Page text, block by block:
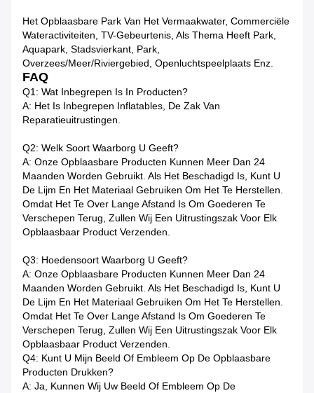
Het Opblaasbare Park Van Het Vermaakwater, Commerciële
Wateractiviteiten, TV-Gebeurtenis, Als Thema Heeft Park,
Aquapark, Stadsvierkant, Park,
Overzees/meer/riviergebied, Openluchtspeelplaats Enz.
FAQ
Q1: Wat Inbegrepen Is In Producten?
A: Het Is Inbegrepen Inflatables, De Zak Van
Reparatieuitrustingen.
Q2: Welk Soort Waarborg U Geeft?
A: Onze Opblaasbare Producten Kunnen Meer Dan 24
Maanden Worden Gebruikt. Als Het Beschadigd Is, Kunt U
De Lijm En Het Materiaal Gebruiken Om Het Te Herstellen.
Omdat Het Te Over Lange Afstand Is Om Goederen Te
Verschepen Terug, Zullen Wij Een Uitrustingszak Voor Elk
Opblaasbaar Product Verzenden.
Q3: Hoedensoort Waarborg U Geeft?
A: Onze Opblaasbare Producten Kunnen Meer Dan 24
Maanden Worden Gebruikt. Als Het Beschadigd Is, Kunt U
De Lijm En Het Materiaal Gebruiken Om Het Te Herstellen.
Omdat Het Te Over Lange Afstand Is Om Goederen Te
Verschepen Terug, Zullen Wij Een Uitrustingszak Voor Elk
Opblaasbaar Product Verzenden.
Q4: Kunt U Mijn Beeld Of Embleem Op De Opblaasbare
Producten Drukken?
A: Ja, Kunnen Wij Uw Beeld Of Embleem Op De